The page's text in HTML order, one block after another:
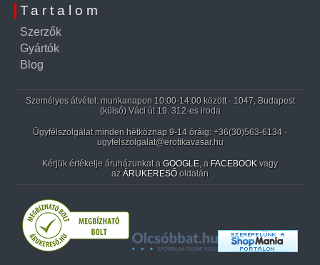
Tartalom
Szerzők
Gyártók
Blog
Személyes átvétel: munkanapon 10:00-14:00 között · 1047, Budapest
(külső) Váci út 19. 312-es iroda
Ügyfélszolgálat minden hétköznap 9-14 óráig: +36(30)563-6134 ·
ugyfelszolgalat@erotikavasar.hu
Kérjük értékelje áruházunkat a GOOGLE, a FACEBOOK vagy
az ÁRUKERESŐ oldalán